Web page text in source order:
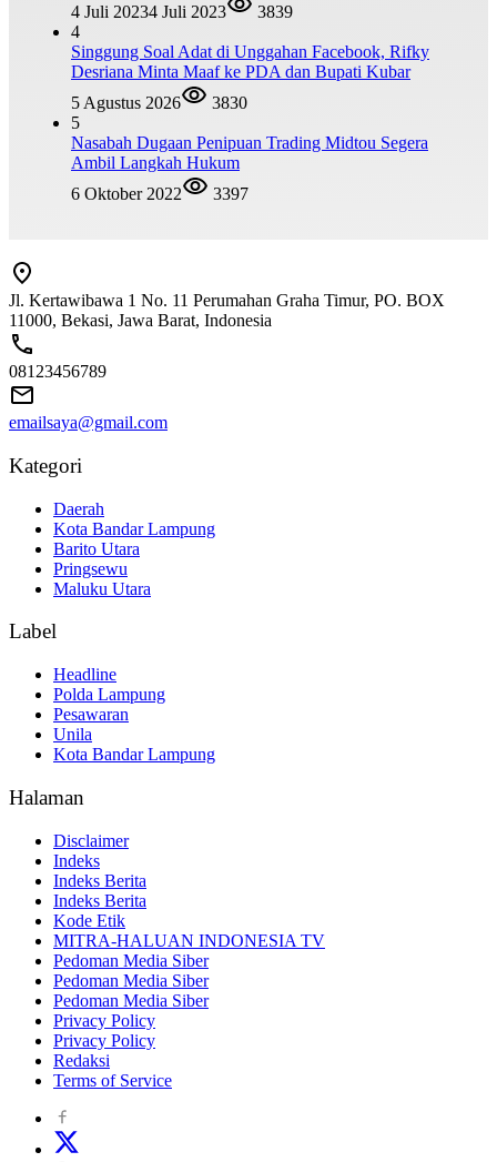
4 Juli 20234 Juli 2023
3839
4
Singgung Soal Adat di Unggahan Facebook, Rifky
Desriana Minta Maaf ke PDA dan Bupati Kubar
5 Agustus 2026
3830
5
Nasabah Dugaan Penipuan Trading Midtou Segera
Ambil Langkah Hukum
6 Oktober 2022
3397
Jl. Kertawibawa 1 No. 11 Perumahan Graha Timur, PO. BOX
11000, Bekasi, Jawa Barat, Indonesia
08123456789
emailsaya@gmail.com
Kategori
Daerah
Kota Bandar Lampung
Barito Utara
Pringsewu
Maluku Utara
Label
Headline
Polda Lampung
Pesawaran
Unila
Kota Bandar Lampung
Halaman
Disclaimer
Indeks
Indeks Berita
Indeks Berita
Kode Etik
MITRA-HALUAN INDONESIA TV
Pedoman Media Siber
Pedoman Media Siber
Pedoman Media Siber
Privacy Policy
Privacy Policy
Redaksi
Terms of Service